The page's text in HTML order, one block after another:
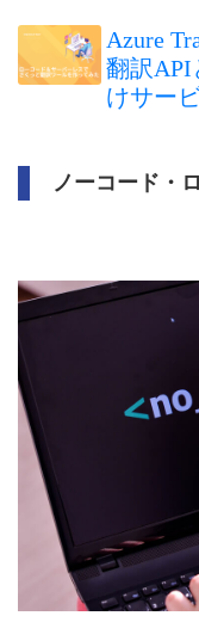
Azure
翻訳API
けサー
ノーコード・